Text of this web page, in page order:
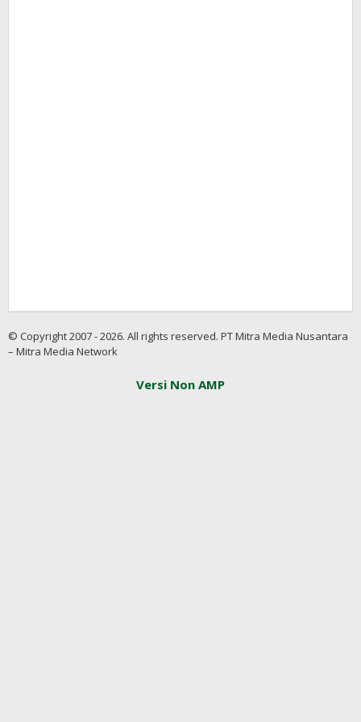
© Copyright 2007 - 2026. All rights reserved. PT Mitra Media Nusantara
– Mitra Media Network
Versi Non AMP